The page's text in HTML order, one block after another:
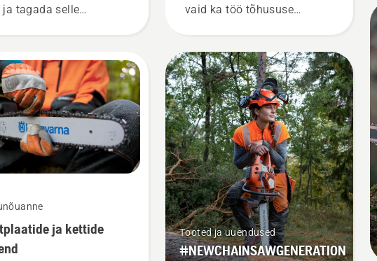
tagada selle
juhtplaadi ja keti
Järgige selles
toodud suuniseid
kohta, kuidas
kettsae keti
töökorras
Kõigepealt
õlitaset.
et ketipidur oleks
võetud. Pange kettsae
puutüvest mõne
ja kettide
vaid ka töö tõhususe
Tooted ja uuendused
#NEWCHAINSAWGENERATION